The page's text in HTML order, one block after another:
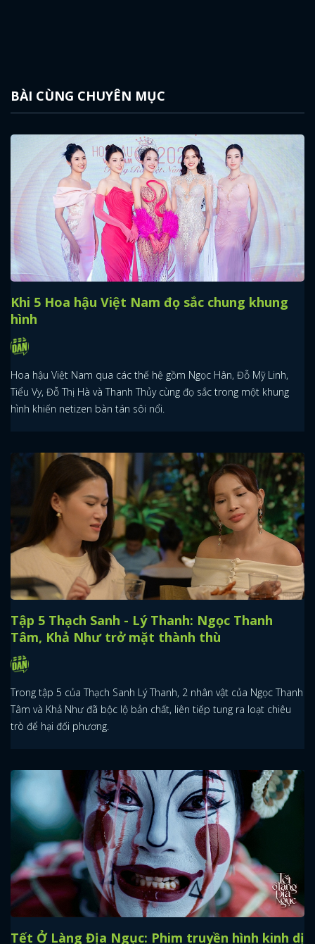
x
ĐĂNG NHẬP
BÀI CÙNG CHUYÊN MỤC
Khi 5 Hoa hậu Việt Nam đọ sắc chung khung
hình
Hoa hậu Việt Nam qua các thế hệ gồm Ngọc Hân, Đỗ Mỹ Linh,
Tiểu Vy, Đỗ Thị Hà và Thanh Thủy cùng đọ sắc trong một khung
hình khiến netizen bàn tán sôi nổi.
Tập 5 Thạch Sanh - Lý Thanh: Ngọc Thanh
Tâm, Khả Như trở mặt thành thù
Trong tập 5 của Thạch Sanh Lý Thanh, 2 nhân vật của Ngọc Thanh
Tâm và Khả Như đã bộc lộ bản chất, liên tiếp tung ra loạt chiêu
trò để hại đối phương.
Tết Ở Làng Địa Ngục: Phim truyền hình kinh dị